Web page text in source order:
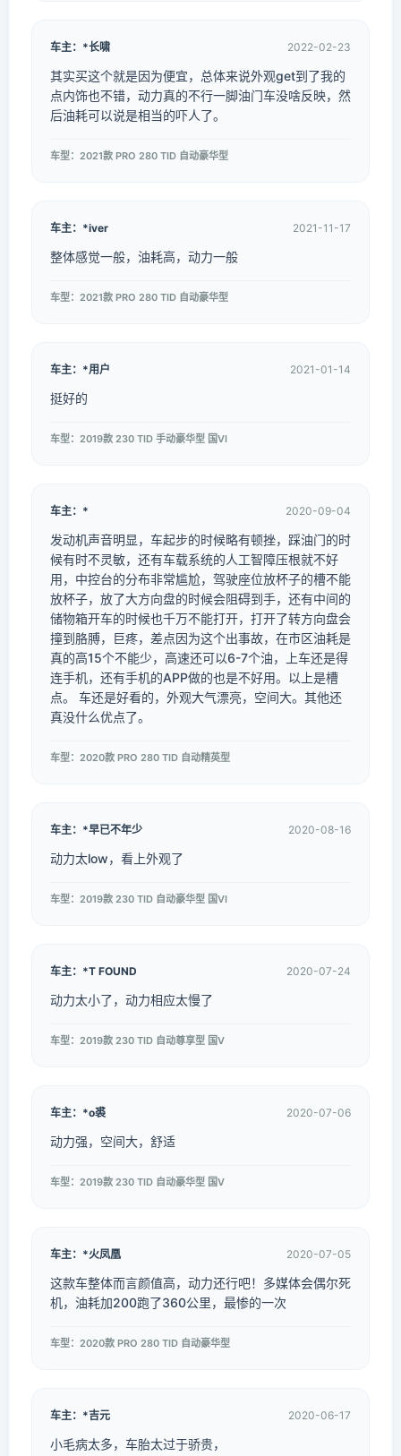
车主：*长啸 2022-02-23
其实买这个就是因为便宜，总体来说外观get到了我的
点内饰也不错，动力真的不行一脚油门车没啥反映，然
后油耗可以说是相当的吓人了。
车型：2021款 PRO 280 TID 自动豪华型
车主：*iver 2021-11-17
整体感觉一般，油耗高，动力一般
车型：2021款 PRO 280 TID 自动豪华型
车主：*用户 2021-01-14
挺好的
车型：2019款 230 TID 手动豪华型 国VI
车主：* 2020-09-04
发动机声音明显，车起步的时候略有顿挫，踩油门的时
候有时不灵敏，还有车载系统的人工智障压根就不好
用，中控台的分布非常尴尬，驾驶座位放杯子的槽不能
放杯子，放了大方向盘的时候会阻碍到手，还有中间的
储物箱开车的时候也千万不能打开，打开了转方向盘会
撞到胳膊，巨疼，差点因为这个出事故，在市区油耗是
真的高15个不能少，高速还可以6-7个油，上车还是得
连手机，还有手机的APP做的也是不好用。以上是槽
点。 车还是好看的，外观大气漂亮，空间大。其他还
真没什么优点了。
车型：2020款 PRO 280 TID 自动精英型
车主：*早已不年少 2020-08-16
动力太low，看上外观了
车型：2019款 230 TID 自动豪华型 国VI
车主：*T FOUND 2020-07-24
动力太小了，动力相应太慢了
车型：2019款 230 TID 自动尊享型 国V
车主：*o裘 2020-07-06
动力强，空间大，舒适
车型：2019款 230 TID 自动豪华型 国V
车主：*火凤凰 2020-07-05
这款车整体而言颜值高，动力还行吧！多媒体会偶尔死
机，油耗加200跑了360公里，最惨的一次
车型：2020款 PRO 280 TID 自动豪华型
车主：*吉元 2020-06-17
小毛病太多，车胎太过于骄贵，